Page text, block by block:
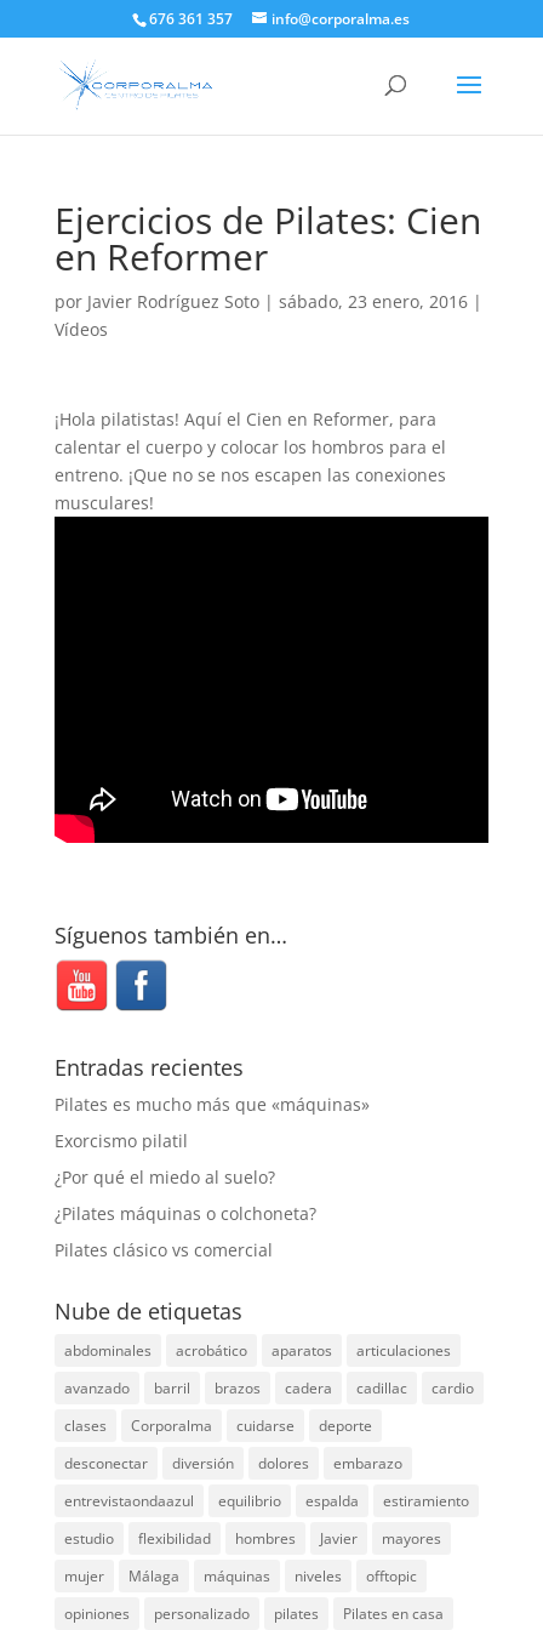
676 361 357 info@corporalma.es
Ejercicios de Pilates: Cien
en Reformer
por Javier Rodríguez Soto| sábado, 23 enero, 2016|
Vídeos
¡Hola pilatistas! Aquí el Cien en Reformer, para
calentar el cuerpo y colocar los hombros para el
entreno. ¡Que no se nos escapen las conexiones
musculares!
Síguenos también en…
Entradas recientes
Pilates es mucho más que «máquinas»
Exorcismo pilatil
¿Por qué el miedo al suelo?
¿Pilates máquinas o colchoneta?
Pilates clásico vs comercial
Nube de etiquetas
abdominales acrobático aparatos
articulaciones
avanzado
barril brazos cadera cadillac
cardio
clases
Corporalma cuidarse
deporte
desconectar
diversión dolores
embarazo
entrevistaondaazul
equilibrio espalda
estiramiento
estudio
flexibilidad hombres Javier
mayores
mujer
Málaga máquinas niveles
offtopic
opiniones
personalizado pilates Pilates en casa